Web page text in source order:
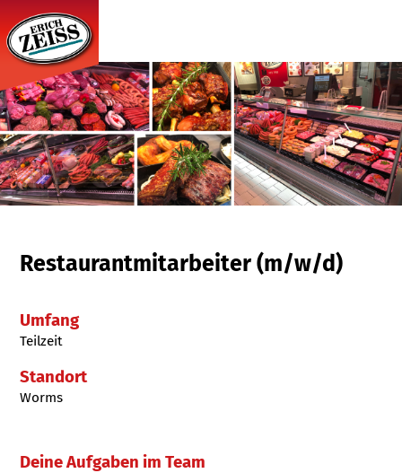
Restaurantmitarbeiter (m/w/d)
Umfang
Teilzeit
Standort
Worms
Deine Aufgaben im Team